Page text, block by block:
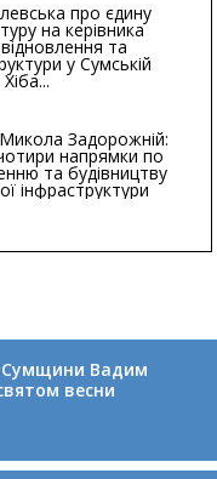
про єдину
на керівника
та
у Сумській
Задорожній:
напрямки по
та будівництву
інфраструктури
Сумщини Вадим
весни